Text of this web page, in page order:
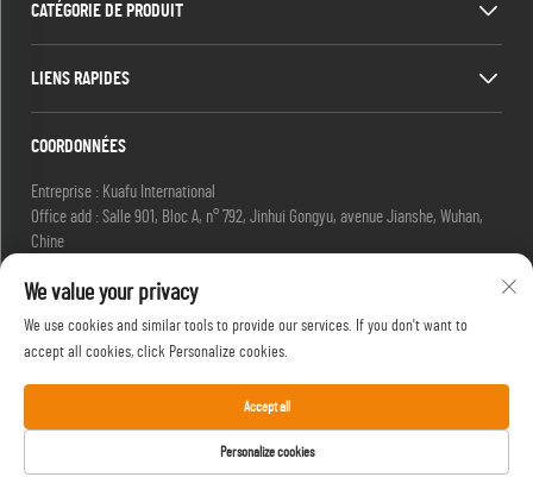
CATÉGORIE DE PRODUIT
LIENS RAPIDES
COORDONNÉES
Entreprise : Kuafu International
Office add : Salle 901, Bloc A, n° 792, Jinhui Gongyu, avenue Jianshe, Wuhan,
Chine
[email protected]
Tél. :
+86-27-85629392
Mobile :+86-18502719422
Droit d'auteur © HIFU, une marque de Kuafu International. Tous droits réservés. -
We value your privacy
We use cookies and similar tools to provide our services. If you don't want to
accept all cookies, click Personalize cookies.
Personalize cookies
Accept all